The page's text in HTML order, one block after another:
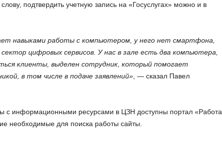
подтвердить учетную запись на «Госуслугах» можно и в
навыками работы с компьютером, у него нет смартфона,
цифровых сервисов. У нас в зале есть два компьютера,
клиенты, выделен сотрудник, который помогает
в том числе в подаче заявлений», — сказал Павел
с информационными ресурсами в ЦЗН доступны портал «Работа
необходимые для поиска работы сайты.